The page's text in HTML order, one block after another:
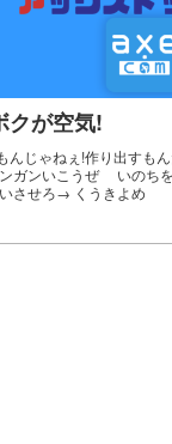
クが空気!
んじゃねぇ!作り出すも
ガンいこうぜ いのち
させろ→ くうきよめ